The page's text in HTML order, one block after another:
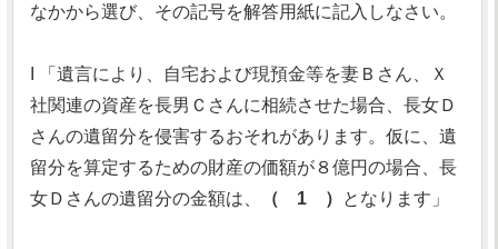
なかから選び、その記号を解答用紙に記入しなさい。
I 「遺言により、自宅および現預金等を妻Ｂさん、Ｘ
社関連の資産を長男Ｃさんに相続させた場合、長女Ｄ
さんの遺留分を侵害するおそれがあります。仮に、遺
留分を算定するための財産の価額が８億円の場合、長
女Ｄさんの遺留分の金額は、
（ 1 ） となります」